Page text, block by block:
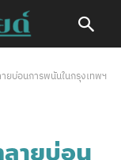
ยบ่อนการพนันในกรุงเทพฯ